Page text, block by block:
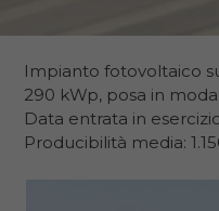
Impianto fotovoltaico
290 kWp, posa in
Data entrata in
Producibilità media: